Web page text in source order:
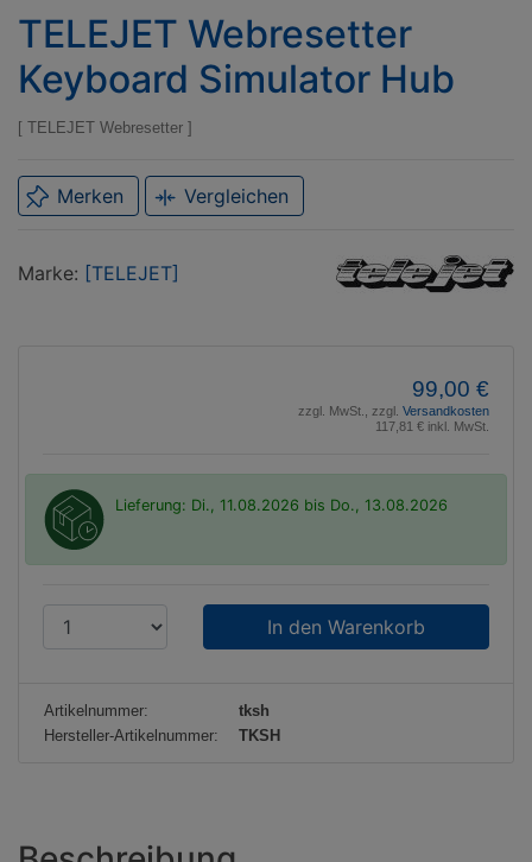
TELEJET Webresetter
Keyboard Simulator Hub
TELEJET Webresetter
Merken Vergleichen
Marke: [TELEJET]
TELEJET
99,00 €
zzgl. MwSt., zzgl. Versandkosten
117,81 € inkl. MwSt.
Lieferung: Di., 11.08.2026 bis Do., 13.08.2026
r
d
u
Artikelnummer:
tksh
Hersteller-Artikelnummer:
TKSH